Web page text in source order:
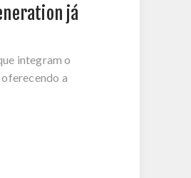
já
integram o
a